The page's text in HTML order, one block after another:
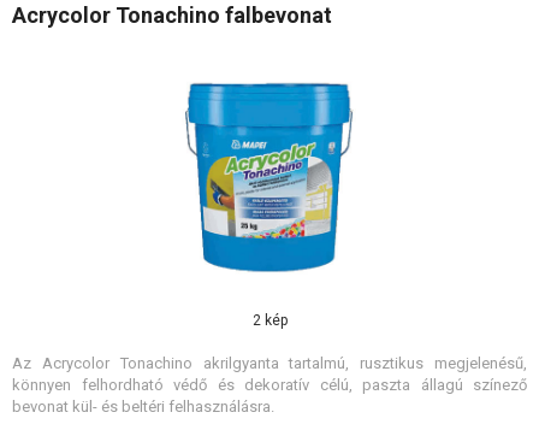
Acrycolor Tonachino falbevonat
2 kép
Az Acrycolor Tonachino akrilgyanta tartalmú, rusztikus megjelenésű,
könnyen felhordható védő és dekoratív célú, paszta állagú színező
bevonat kül- és beltéri felhasználásra.